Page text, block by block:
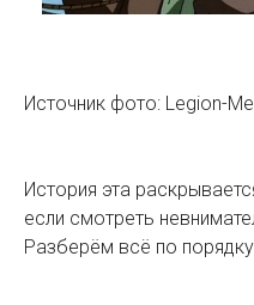
Источник фото: Legion-
История эта
если смотреть
Разберём всё по